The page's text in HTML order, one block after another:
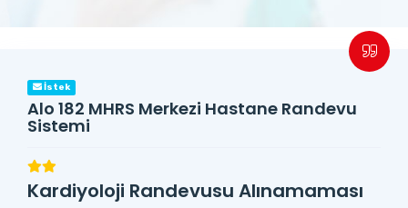
İstek
Alo 182 MHRS Merkezi Hastane Randevu
Sistemi
Kardiyoloji Randevusu Alınamaması